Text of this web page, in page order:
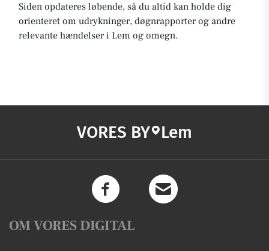
Siden opdateres løbende, så du altid kan holde dig
orienteret om udrykninger, døgnrapporter og andre
relevante hændelser i Lem og omegn.
VORES BY Lem
OM VORES DIGITAL